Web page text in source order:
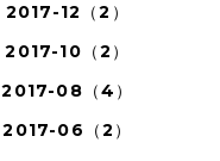
2017-12（2）
2017-10（2）
2017-08（4）
2017-06（2）